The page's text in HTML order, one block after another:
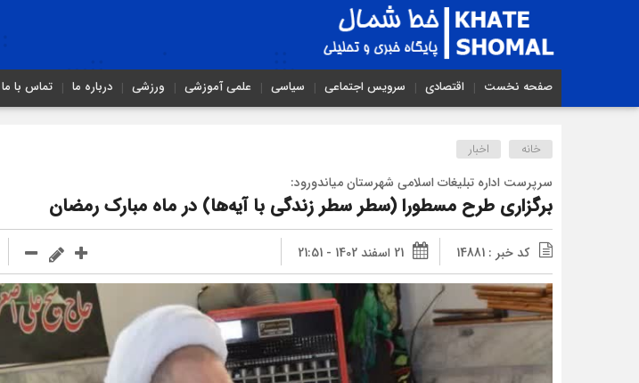
صفحه نخست اقتصادی سرویس اجتماعی سیاسی علمی آموزشی ورزشی درباره ما تماس با ما
خانه اخبار
سرپرست اداره تبلیغات اسلامی شهرستان میاندورود:
برگزاری طرح مسطورا (سطر سطر زندگی با آیه‌ها) در ماه مبارک رمضان
کد خبر : 14881 21 اسفند 1402 - 21:51